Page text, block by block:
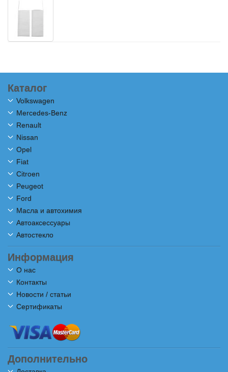
Каталог
Volkswagen
Mercedes-Benz
Renault
Nissan
Opel
Fiat
Citroen
Peugeot
Ford
Масла и автохимия
Автоаксессуары
Автостекло
Информация
О нас
Контакты
Новости / статьи
Сертификаты
Дополнительно